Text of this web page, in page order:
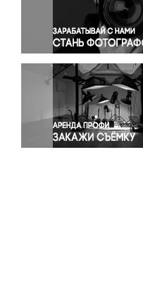
Правосудие
Происшествия и
Религия
Светская жизнь
Спорт
Экология
Экономика и